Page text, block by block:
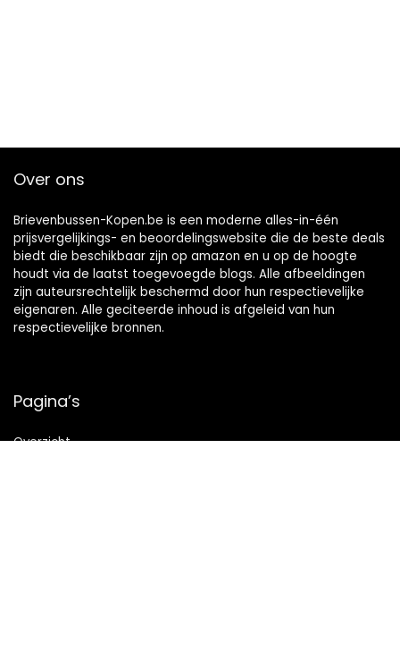
Over ons
Brievenbussen-Kopen.be is een moderne alles-in-één
prijsvergelijkings- en beoordelingswebsite die de beste deals
biedt die beschikbaar zijn op amazon en u op de hoogte
houdt via de laatst toegevoegde blogs. Alle afbeeldingen
zijn auteursrechtelijk beschermd door hun respectievelijke
eigenaren. Alle geciteerde inhoud is afgeleid van hun
respectievelijke bronnen.
Pagina’s
Overzicht